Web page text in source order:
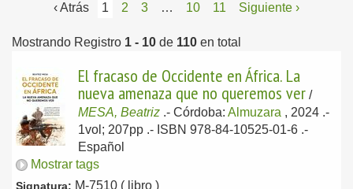
‹ Atrás 1 2 3 … 10 11 Siguiente ›
Mostrando Registro 1 - 10 de 110 en total
El fracaso de Occidente en África. La
nueva amenaza que no queremos ver /
MESA, Beatriz .- Córdoba: Almuzara , 2024 .-
1vol; 207pp .- ISBN 978-84-10525-01-6 .-
Español
Mostrar tags
Signatura: M-7510 ( libro )